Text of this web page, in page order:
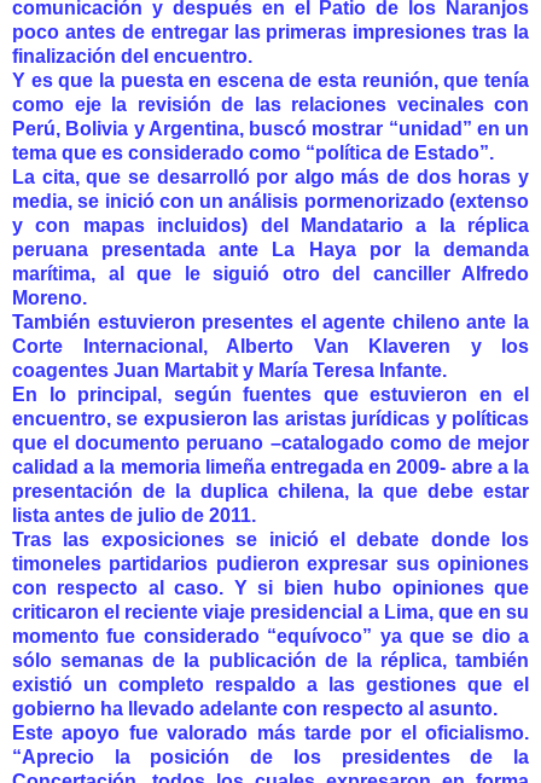
comunicación y después en el Patio de los Naranjos
poco antes de entregar las primeras impresiones tras la
finalización del encuentro.
Y es que la puesta en escena de esta reunión, que tenía
como eje la revisión de las relaciones vecinales con
Perú, Bolivia y Argentina, buscó mostrar “unidad” en un
tema que es considerado como “política de Estado”.
La cita, que se desarrolló por algo más de dos horas y
media, se inició con un análisis pormenorizado (extenso
y con mapas incluidos) del Mandatario a la réplica
peruana presentada ante La Haya por la demanda
marítima, al que le siguió otro del canciller Alfredo
Moreno.
También estuvieron presentes el agente chileno ante la
Corte Internacional, Alberto Van Klaveren y los
coagentes Juan Martabit y María Teresa Infante.
En lo principal, según fuentes que estuvieron en el
encuentro, se expusieron las aristas jurídicas y políticas
que el documento peruano –catalogado como de mejor
calidad a la memoria limeña entregada en 2009- abre a la
presentación de la duplica chilena, la que debe estar
lista antes de julio de 2011.
Tras las exposiciones se inició el debate donde los
timoneles partidarios pudieron expresar sus opiniones
con respecto al caso. Y si bien hubo opiniones que
criticaron el reciente viaje presidencial a Lima, que en su
momento fue considerado “equívoco” ya que se dio a
sólo semanas de la publicación de la réplica, también
existió un completo respaldo a las gestiones que el
gobierno ha llevado adelante con respecto al asunto.
Este apoyo fue valorado más tarde por el oficialismo.
“Aprecio la posición de los presidentes de la